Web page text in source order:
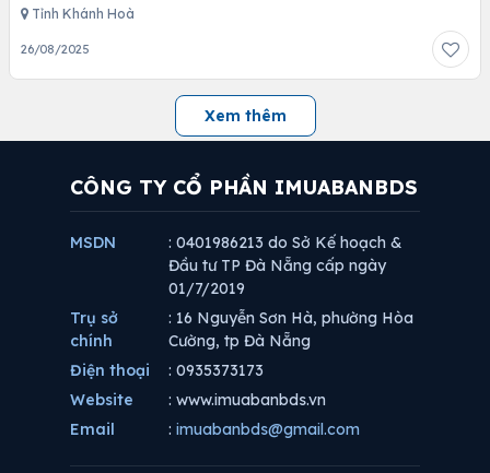
Tỉnh Khánh Hoà
26/08/2025
Xem thêm
CÔNG TY CỔ PHẦN IMUABANBDS
MSDN
: 0401986213 do Sở Kế hoạch &
Đầu tư TP Đà Nẵng cấp ngày
01/7/2019
Trụ sở
chính
: 16 Nguyễn Sơn Hà, phường Hòa
Cường, tp Đà Nẵng
Điện thoại
: 0935373173
Website
: www.imuabanbds.vn
Email
: imuabanbds@gmail.com